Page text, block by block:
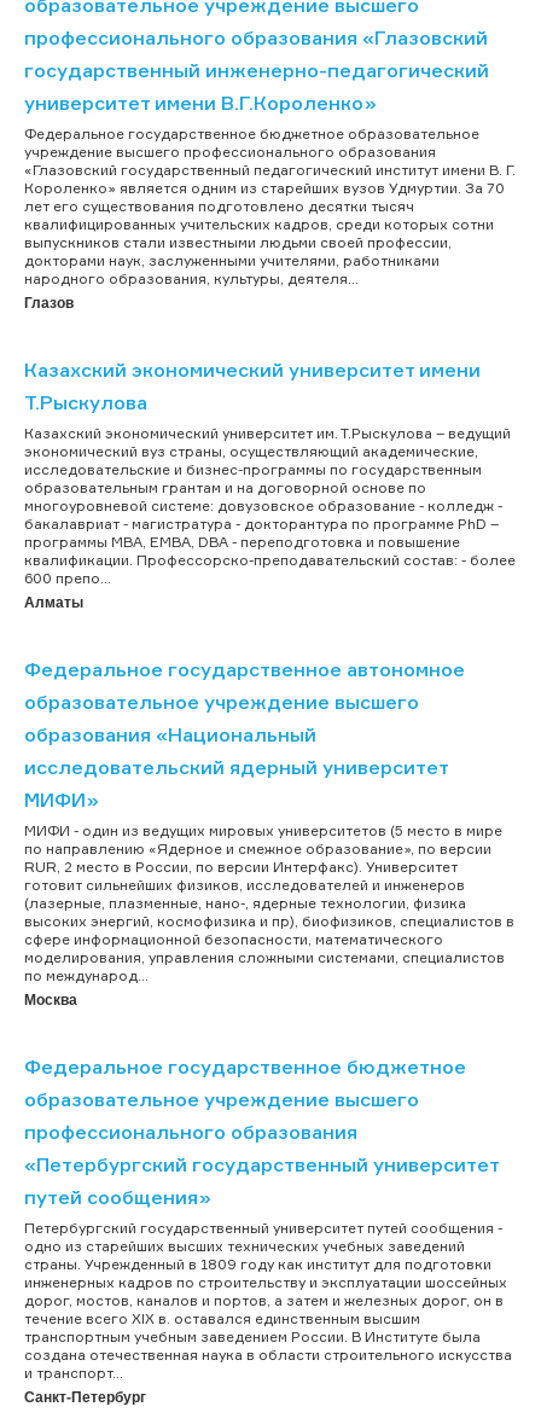
профессионального образования «Глазовский
государственный инженерно-педагогический
университет имени В.Г.Короленко»
Федеральное государственное бюджетное образовательное
учреждение высшего профессионального образования
«Глазовский государственный педагогический институт имени В. Г.
Короленко» является одним из старейших вузов Удмуртии. За 70
лет его существования подготовлено десятки тысяч
квалифицированных учительских кадров, среди которых сотни
выпускников стали известными людьми своей профессии,
докторами наук, заслуженными учителями, работниками
народного образования, культуры, деятеля...
Глазов
Казахский экономический университет имени
Т.Рыскулова
Казахский экономический университет им. Т.Рыскулова – ведущий
экономический вуз страны, осуществляющий академические,
исследовательские и бизнес-программы по государственным
образовательным грантам и на договорной основе по
многоуровневой системе: довузовское образование - колледж -
бакалавриат - магистратура - докторантура по программе PhD –
программы МВА, EMBA, DBA - переподготовка и повышение
квалификации. Профессорско-преподавательский состав: - более
600 препо...
Алматы
Федеральное государственное автономное
образовательное учреждение высшего
образования «Национальный
исследовательский ядерный университет
МИФИ»
МИФИ - один из ведущих мировых университетов (5 место в мире
по направлению «Ядерное и смежное образование», по версии
RUR, 2 место в России, по версии Интерфакс). Университет
готовит сильнейших физиков, исследователей и инженеров
(лазерные, плазменные, нано-, ядерные технологии, физика
высоких энергий, космофизика и пр), биофизиков, специалистов в
сфере информационной безопасности, математического
моделирования, управления сложными системами, специалистов
по международ...
Москва
Федеральное государственное бюджетное
образовательное учреждение высшего
профессионального образования
«Петербургский государственный университет
путей сообщения»
Петербургский государственный университет путей сообщения -
одно из старейших высших технических учебных заведений
страны. Учрежденный в 1809 году как институт для подготовки
инженерных кадров по строительству и эксплуатации шоссейных
дорог, мостов, каналов и портов, а затем и железных дорог, он в
течение всего ХIХ в. оставался единственным высшим
транспортным учебным заведением России. В Институте была
создана отечественная наука в области строительного искусства
и транспорт...
Санкт-Петербург